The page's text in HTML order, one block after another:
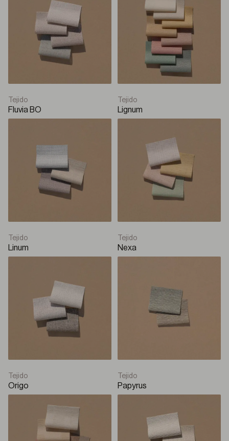
Tejido
Fluvia BO
Tejido
Lignum
Tejido
Linum
Tejido
Nexa
Tejido
Origo
Tejido
Papyrus